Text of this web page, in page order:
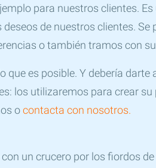
para nuestros clientes.
de nuestros clientes.
o también tramos con
es posible. Y debería darte
los utilizaremos para crear su
ocontacta con nosotros.
un crucero por los fiordos